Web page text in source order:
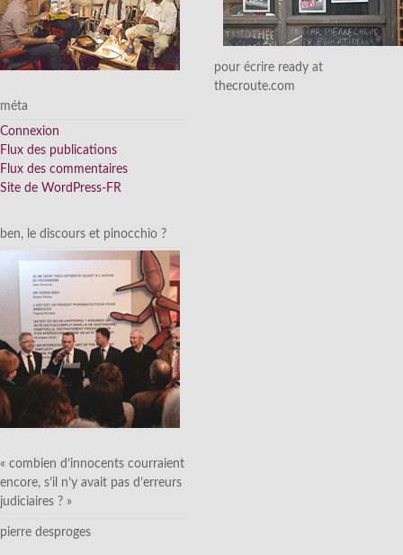
méta
Connexion
Flux des publications
Flux des commentaires
Site de WordPress-FR
ben, le discours et pinocchio ?
« combien d’innocents courraient
encore, s’il n’y avait pas d’erreurs
judiciaires ? »
pierre desproges
pour écrire ready at
thecroute.com